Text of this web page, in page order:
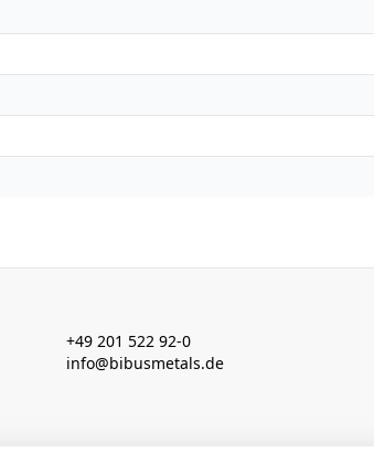
+49 201 522 92-0
info@bibusmetals.de